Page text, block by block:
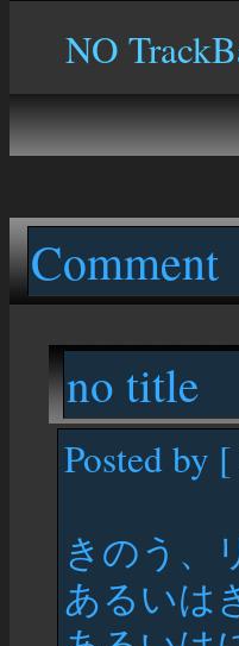
NO
Comment
no title
Posted by [
きのう、
あるいは